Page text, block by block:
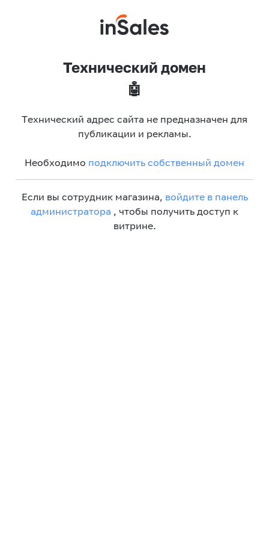
Технический домен
🤖
Технический адрес сайта не предназначен для
публикации и рекламы.
Необходимо подключить собственный домен
Если вы сотрудник магазина, войдите в панель
администратора , чтобы получить доступ к
витрине.